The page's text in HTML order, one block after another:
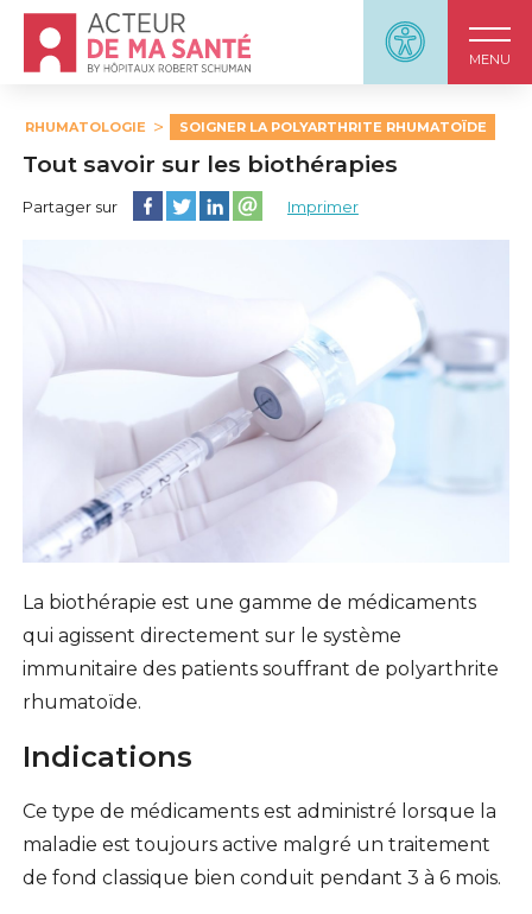
Panneau
MENU
Accueil - Acteur de ma santé, by HôpitauxRobert
RHUMATOLOGIE SOIGNER LA POLYARTHRITE RHUMATOÏDE
Tout savoir sur les biothérapies
Partager sur Partager cette page sur Facebook
Partager cette page sur Twitter
Partager cette page sur LinkedIn
Partager cette page sur email
Imprimer
La biothérapie est une gamme de médicaments
qui agissent directement sur le système
immunitaire des patients souffrant de polyarthrite
rhumatoïde.
Indications
Ce type de médicaments est administré lorsque la
maladie est toujours active malgré un traitement
de fond classique bien conduit pendant 3 à 6 mois.